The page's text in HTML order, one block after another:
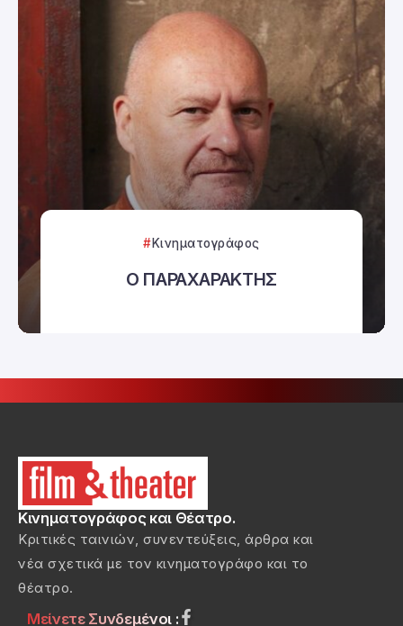
Κινηματογράφος
Ο ΠΑΡΑΧΑΡΑΚΤΗΣ
Κινηματογράφος και Θέατρο.
Κριτικές ταινιών, συνεντεύξεις, άρθρα και
νέα σχετικά με τον κινηματογράφο και το
θέατρο.
Μείνετε Συνδεμένοι :